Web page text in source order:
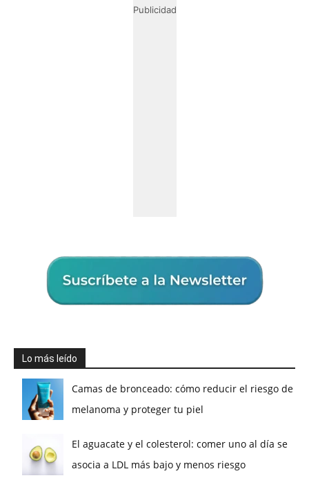
Publicidad
Lo más leído
Camas de bronceado: cómo reducir el riesgo de
melanoma y proteger tu piel
El aguacate y el colesterol: comer uno al día se
asocia a LDL más bajo y menos riesgo